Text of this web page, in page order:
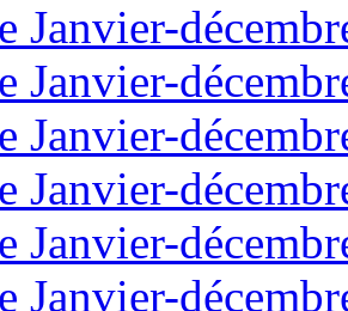
Janvier-
Janvier-
Janvier-
Janvier-
Janvier-
Janvier-